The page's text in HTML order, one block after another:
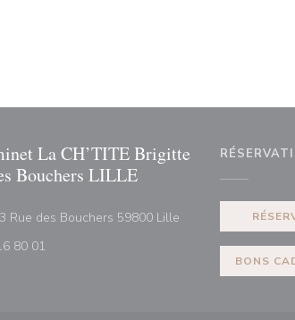
La CH’TITE Brigitte
Bouchers LILLE
Rue des Bouchers 59800 Lille ((ouvre une
80 01
BONS